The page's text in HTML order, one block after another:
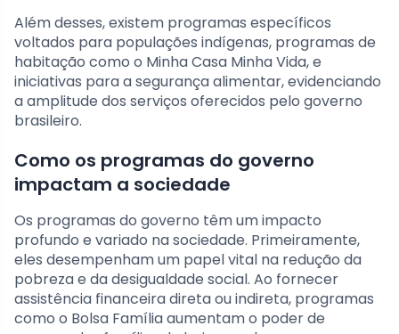
Além desses, existem programas específicos
voltados para populações indígenas, programas de
habitação como o Minha Casa Minha Vida, e
iniciativas para a segurança alimentar, evidenciando
a amplitude dos serviços oferecidos pelo governo
brasileiro.
Como os programas do governo
impactam a sociedade
Os programas do governo têm um impacto
profundo e variado na sociedade. Primeiramente,
eles desempenham um papel vital na redução da
pobreza e da desigualdade social. Ao fornecer
assistência financeira direta ou indireta, programas
como o Bolsa Família aumentam o poder de